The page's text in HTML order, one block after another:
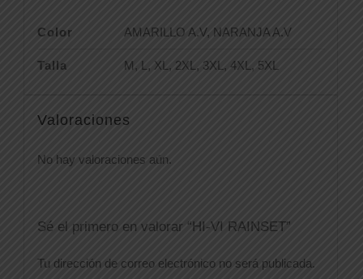
Color AMARILLO A.V, NARANJA A.V
Talla M, L, XL, 2XL, 3XL, 4XL, 5XL
Valoraciones
No hay valoraciones aún.
Sé el primero en valorar “HI-VI RAINSET”
Tu dirección de correo electrónico no será publicada.